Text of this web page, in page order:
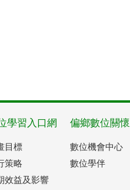
學習入口網
目標
策略
效益及影響
偏鄉數位關懷
數位機會中心
數位學伴